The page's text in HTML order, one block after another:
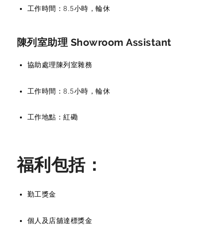
工作時間：8.5小時，輪休
陳列室助理 Showroom Assistant
協助處理陳列室雜務
工作時間：8.5小時，輪休
工作地點：紅磡
福利包括：
勤工獎金
個人及店舖達標獎金